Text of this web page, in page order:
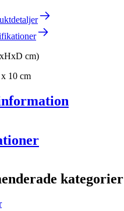
cm)
10 cm
96 flasker 1 zone och 2 zoner
325-C62380kategorier